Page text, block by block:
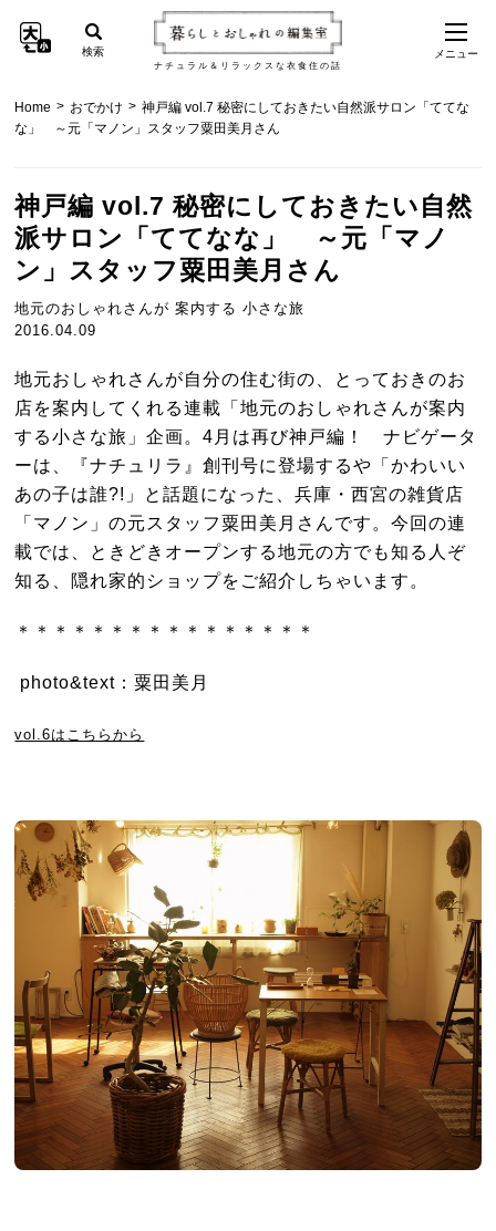
ナチュラル＆リラックスな衣食住の話
検索 メニュー
Home > おでかけ > 神戸編 vol.7 秘密にしておきたい自然派サロン「ててな
な」 ～元「マノン」スタッフ粟田美月さん
神戸編 vol.7 秘密にしておきたい自然
派サロン「ててなな」 ～元「マノ
ン」スタッフ粟田美月さん
地元のおしゃれさんが 案内する 小さな旅
2016.04.09
地元おしゃれさんが自分の住む街の、とっておきのお
店を案内してくれる連載「地元のおしゃれさんが案内
する小さな旅」企画。4月は再び神戸編！ ナビゲータ
ーは、『ナチュリラ』創刊号に登場するや「かわいい
あの子は誰?!」と話題になった、兵庫・西宮の雑貨店
「マノン」の元スタッフ粟田美月さんです。今回の連
載では、ときどきオープンする地元の方でも知る人ぞ
知る、隠れ家的ショップをご紹介しちゃいます。
＊＊＊＊＊＊＊＊＊＊＊＊＊＊＊＊
photo&text：粟田美月
vol.6はこちらから